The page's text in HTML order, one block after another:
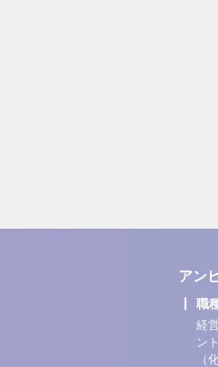
アン
職
経
ン
（